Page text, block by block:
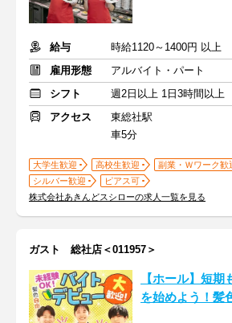
給与
時給1120～1400円 以
雇用形態
アルバイト・パート
シフト
週2日以上 1日3時間以上
アクセス
東総社駅
車5分
大学生歓迎 高校生歓迎
副業・Ｗワーク歓
シルバー歓迎
ピアス可
株式会社あきんどスシローの求人一覧を見る
ガスト 総社店＜011957＞
【ホール】短期
を始めよう！髪